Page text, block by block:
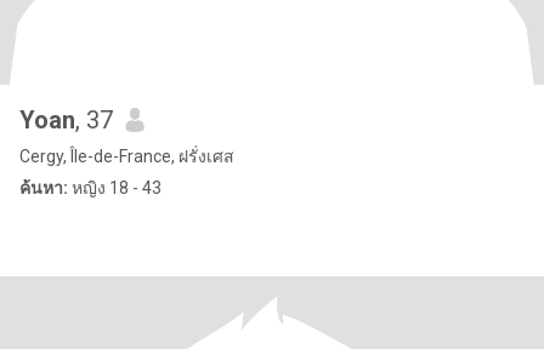
Yoan, 37
Cergy, Île-de-France, ฝรั่งเศส
ค้นหา: หญิง 18 - 43